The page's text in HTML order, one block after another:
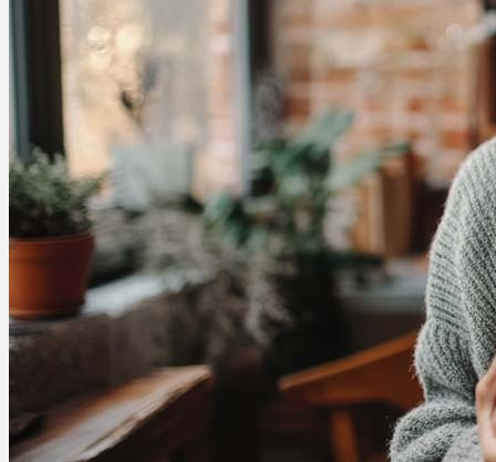
Cannabis Apotheke
Medizinisches Cannabis
Cannabinoide
CBD